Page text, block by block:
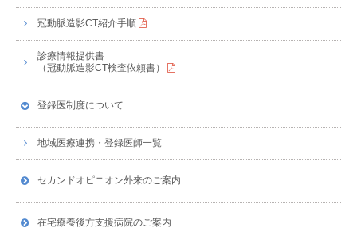
冠動脈造影CT紹介手順
診療情報提供書
（冠動脈造影CT検査依頼書）
登録医制度について
地域医療連携・登録医師一覧
セカンドオピニオン外来のご案内
在宅療養後方支援病院のご案内